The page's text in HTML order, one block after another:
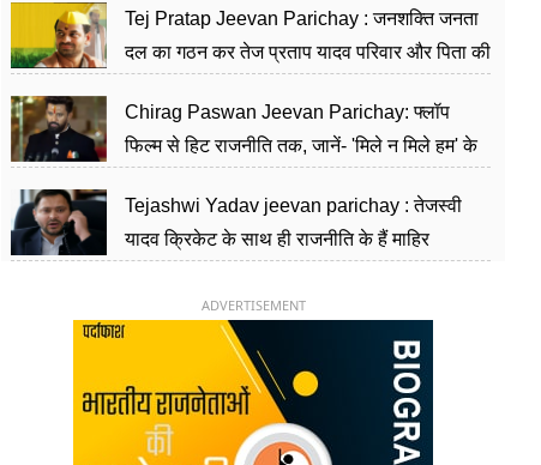
Tej Pratap Jeevan Parichay : जनशक्ति जनता
दल का गठन कर तेज प्रताप यादव परिवार और पिता की
Chirag Paswan Jeevan Parichay: फ्लॉप
फिल्म से हिट राजनीति तक, जानें- 'मिले न मिले हम' के
Tejashwi Yadav jeevan parichay : तेजस्वी
यादव क्रिकेट के साथ ही राजनीति के हैं माहिर
ADVERTISEMENT